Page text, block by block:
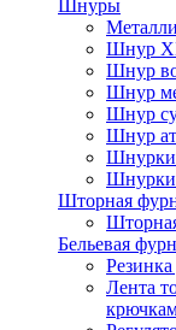
Шнуры
Шнур
Шнур
Шнур
Шнур
Шнур
Шнурки
Шнурки
Шторная
Бельевая
Лента